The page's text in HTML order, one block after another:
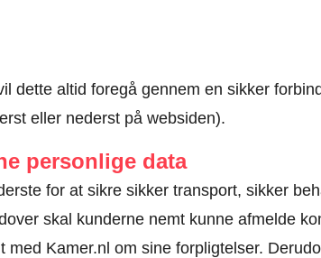
dette altid foregå gennem en sikker
eller nederst på websiden).
personlige data
for at sikre sikker transport, sikker
skal kunderne nemt kunne afmelde
Kamer.nl om sine forpligtelser.